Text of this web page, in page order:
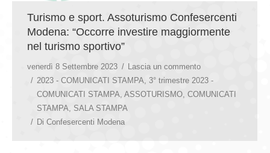
Turismo e sport. Assoturismo Confesercenti
Modena: “Occorre investire maggiormente
nel turismo sportivo”
venerdì 8 Settembre 2023
Lascia un commento
2023 - COMUNICATI STAMPA, 3° trimestre 2023 -
COMUNICATI STAMPA, ASSOTURISMO, COMUNICATI
STAMPA, SALA STAMPA
Di Confesercenti Modena